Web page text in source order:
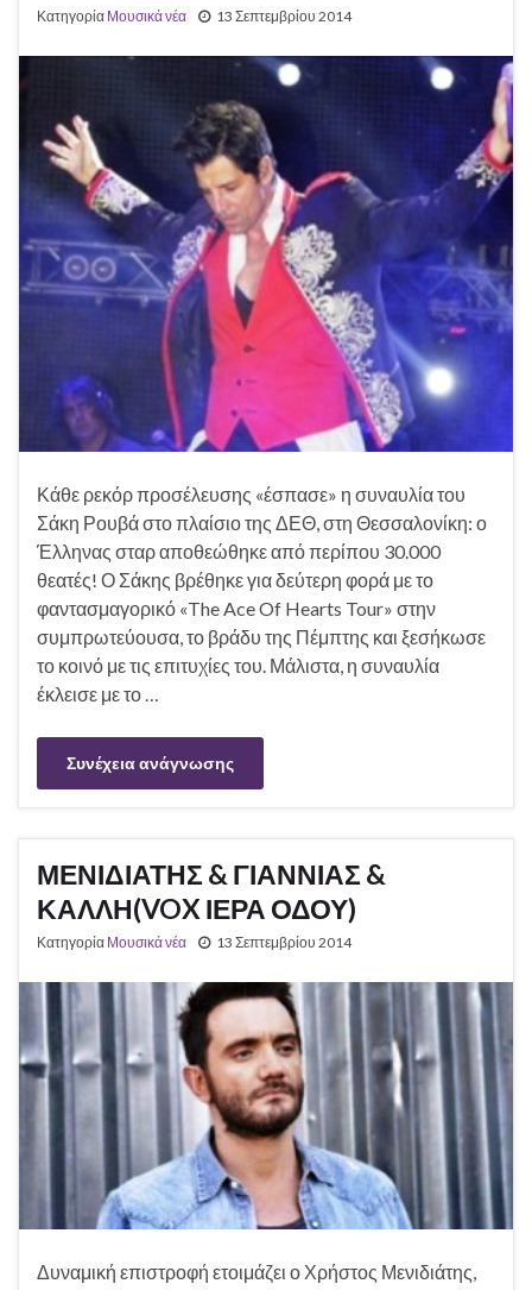
Κατηγορία Μουσικά νέα 13 Σεπτεμβρίου 2014
Κάθε ρεκόρ προσέλευσης «έσπασε» η συναυλία του
Σάκη Ρουβά στο πλαίσιο της ΔΕΘ, στη Θεσσαλονίκη: ο
Έλληνας σταρ αποθεώθηκε από περίπου 30.000
θεατές! Ο Σάκης βρέθηκε για δεύτερη φορά με το
φαντασμαγορικό «The Ace Of Hearts Tour» στην
συμπρωτεύουσα, το βράδυ της Πέμπτης και ξεσήκωσε
το κοινό με τις επιτυχίες του. Μάλιστα, η συναυλία
έκλεισε με το …
Συνέχεια ανάγνωσης
ΜΕΝΙΔΙΑΤΗΣ & ΓΙΑΝΝΙΑΣ &
ΚΑΛΛΗ(VOX ΙΕΡΑ ΟΔΟΥ)
Κατηγορία Μουσικά νέα 13 Σεπτεμβρίου 2014
Δυναμική επιστροφή ετοιμάζει ο Χρήστος Μενιδιάτης,